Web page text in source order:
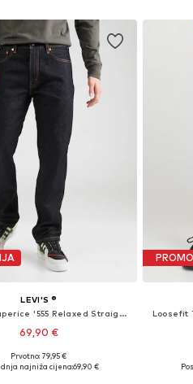
LEVI'S ®
Loosefit Traperice '555 Relaxed Straight'
69,90 €
+3
u više veličina
Prvotno: 79,95 €
najniža cijena:69,90 €
Loosefit